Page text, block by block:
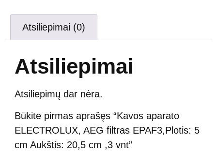
Atsiliepimai (0)
Atsiliepimai
Atsiliepimų dar nėra.
Būkite pirmas aprašęs “Kavos aparato
ELECTROLUX, AEG filtras EPAF3,Plotis: 5
cm Aukštis: 20,5 cm ,3 vnt”